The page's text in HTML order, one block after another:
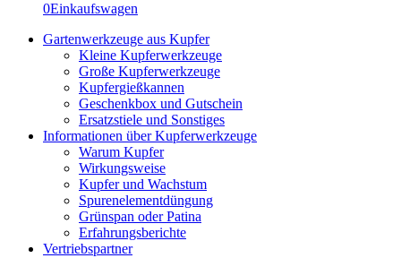
0Einkaufswagen
Gartenwerkzeuge aus Kupfer
Kleine Kupferwerkzeuge
Große Kupferwerkzeuge
Kupfergießkannen
Geschenkbox und Gutschein
Ersatzstiele und Sonstiges
Informationen über Kupferwerkzeuge
Warum Kupfer
Wirkungsweise
Kupfer und Wachstum
Spurenelementdüngung
Grünspan oder Patina
Erfahrungsberichte
Vertriebspartner